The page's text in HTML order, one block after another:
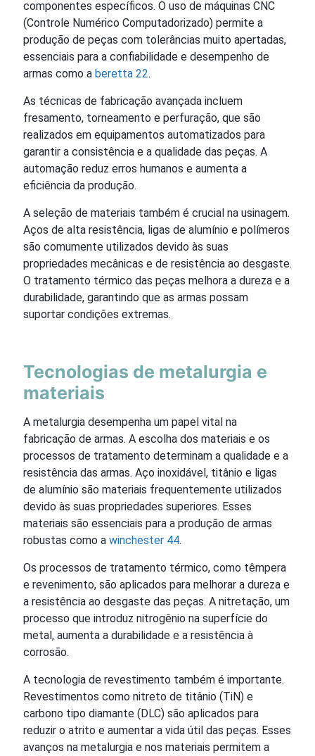
componentes específicos. O uso de máquinas CNC
(Controle Numérico Computadorizado) permite a
produção de peças com tolerâncias muito apertadas,
essenciais para a confiabilidade e desempenho de
armas como a beretta 22.
As técnicas de fabricação avançada incluem
fresamento, torneamento e perfuração, que são
realizados em equipamentos automatizados para
garantir a consistência e a qualidade das peças. A
automação reduz erros humanos e aumenta a
eficiência da produção.
A seleção de materiais também é crucial na usinagem.
Aços de alta resistência, ligas de alumínio e polímeros
são comumente utilizados devido às suas
propriedades mecânicas e de resistência ao desgaste.
O tratamento térmico das peças melhora a dureza e a
durabilidade, garantindo que as armas possam
suportar condições extremas.
Tecnologias de metalurgia e
materiais
A metalurgia desempenha um papel vital na
fabricação de armas. A escolha dos materiais e os
processos de tratamento determinam a qualidade e a
resistência das armas. Aço inoxidável, titânio e ligas
de alumínio são materiais frequentemente utilizados
devido às suas propriedades superiores. Esses
materiais são essenciais para a produção de armas
robustas como a winchester 44.
Os processos de tratamento térmico, como têmpera
e revenimento, são aplicados para melhorar a dureza e
a resistência ao desgaste das peças. A nitretação, um
processo que introduz nitrogênio na superfície do
metal, aumenta a durabilidade e a resistência à
corrosão.
A tecnologia de revestimento também é importante.
Revestimentos como nitreto de titânio (TiN) e
carbono tipo diamante (DLC) são aplicados para
reduzir o atrito e aumentar a vida útil das peças. Esses
avanços na metalurgia e nos materiais permitem a